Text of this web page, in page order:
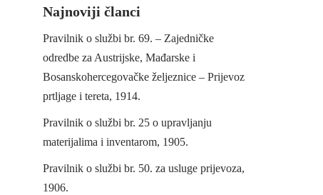
Najnoviji članci
Pravilnik o službi br. 69. – Zajedničke
odredbe za Austrijske, Mađarske i
Bosanskohercegovačke željeznice – Prijevoz
prtljage i tereta, 1914.
Pravilnik o službi br. 25 o upravljanju
materijalima i inventarom, 1905.
Pravilnik o službi br. 50. za usluge prijevoza,
1906.